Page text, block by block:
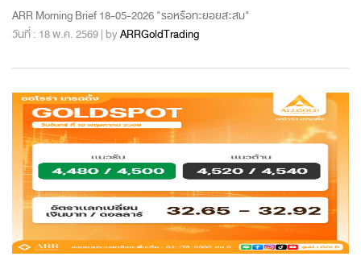
ARR Morning Brief 18-05-2026 "รอหรือทะยอยสะสม"
วันที่ : 18 พ.ค. 2569 | byARRGoldTrading